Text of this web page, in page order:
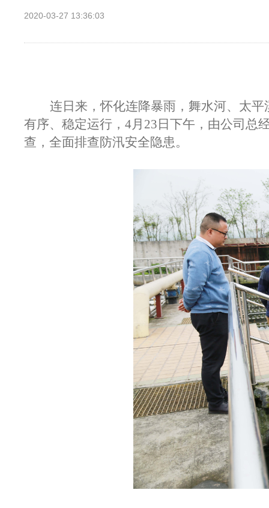
2020-03-27 13:36:03
连日来，怀化连降暴雨，舞水河、太
有序、稳定运行， 4月23日下午，由公司总
查，全面排查防汛安全隐患。